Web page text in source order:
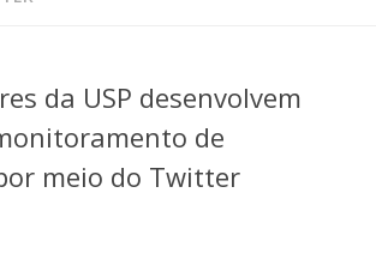
da USP desenvolvem
de
meio do Twitter